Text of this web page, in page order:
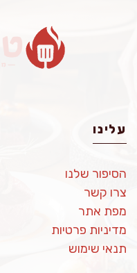
עלינו
הסיפור שלנו
צרו קשר
מפת אתר
מדיניות פרטיות
תנאי שימוש